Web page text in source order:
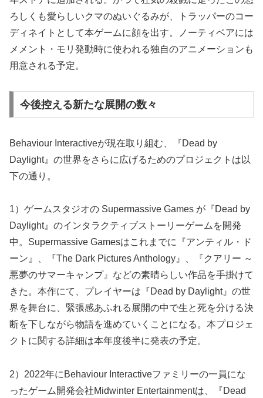
ろしくも愛らしいクマのぬいぐるみが、トラッパーのコー
ディネイトとして本ゲームに顔を出す。ノーティベアには
メメント・モリ発動時に使われる独自のアニメーションも
用意される予定。
今後控える新たな展開の数々
Behaviour Interactiveが現在取り組む、『Dead by
Daylight』の世界をさらに広げるためのプロジェクトは以
下の通り。
1）ゲームスタジオの Supermassive Games が『Dead by
Daylight』のインタラクティブストーリーゲームを開発
中。Supermassive Gamesはこれまでに『アンティル・ド
ーン』、『The Dark Pictures Anthology』、『クアリー ～
悪夢のサマーキャンプ』などの素晴らしい作品を手掛けて
きた。本作にて、プレイヤーは『Dead by Daylight』の世
界を舞台に、緊張感あふれる展開の中で生と死を分ける決
断を下しながら物語を進めていくことになる。本プロジェ
クトに関する詳細は本年度後半に発表の予定。
2）2022年にBehaviour Interactiveファミリーの一員にな
ったゲーム開発会社Midwinter Entertainmentは、『Dead